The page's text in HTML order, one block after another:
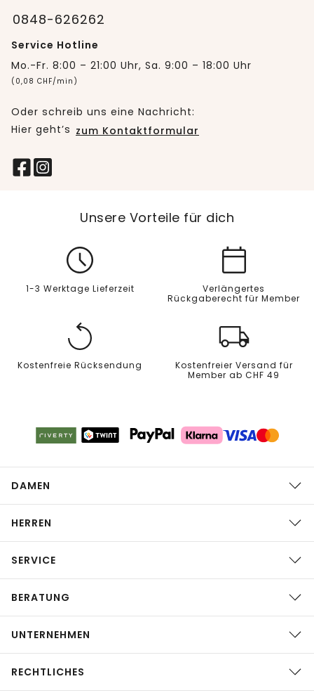
0848-626262
Service Hotline
Mo.-Fr. 8:00 – 21:00 Uhr, Sa. 9:00 – 18:00 Uhr
(0,08 CHF/min)
Oder schreib uns eine Nachricht:
Hier geht’s zum Kontaktformular
Unsere Vorteile für dich
1-3 Werktage Lieferzeit
Verlängertes
Rückgaberecht für Member
Kostenfreie Rücksendung
Kostenfreier Versand für
Member ab CHF 49
DAMEN
HERREN
SERVICE
BERATUNG
UNTERNEHMEN
RECHTLICHES